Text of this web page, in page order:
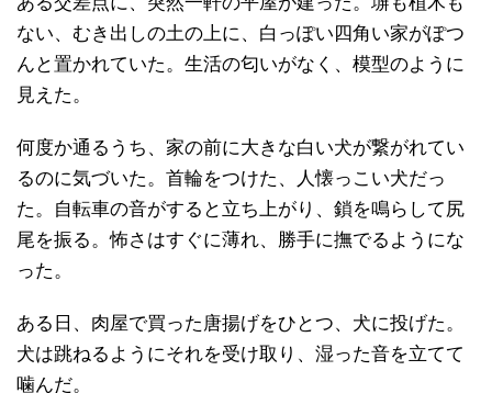
ない、むき出しの土の上に、白っぽい四角い家がぽつ
んと置かれていた。生活の匂いがなく、模型のように
見えた。
何度か通るうち、家の前に大きな白い犬が繋がれてい
るのに気づいた。首輪をつけた、人懐っこい犬だっ
た。自転車の音がすると立ち上がり、鎖を鳴らして尻
尾を振る。怖さはすぐに薄れ、勝手に撫でるようにな
った。
ある日、肉屋で買った唐揚げをひとつ、犬に投げた。
犬は跳ねるようにそれを受け取り、湿った音を立てて
噛んだ。